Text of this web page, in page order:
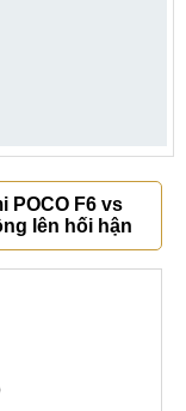
POCO F6 vs
lên hối hận